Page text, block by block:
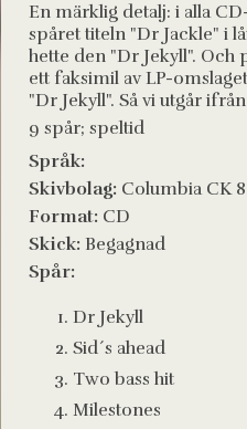
En märklig detalj: i alla
spåret titeln "Dr Jackle" i
hette den "Dr Jekyll". Och
ett faksimil av LP-
"Dr Jekyll". Så vi utgår
9 spår; speltid
Språk:
Skivbolag: Columbia CK
Format: CD
Skick: Begagnad
Spår:
Dr Jekyll
Sid´s ahead
Two bass hit
Milestones